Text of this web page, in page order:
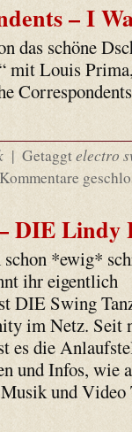
– I
das schöne
mit Louis
| Getaggtelectro
Kommentare
DIE
*ewig*
ihr eigentlich
DIE Swing
im Netz. Seit
es die
und Infos, wie
und Video